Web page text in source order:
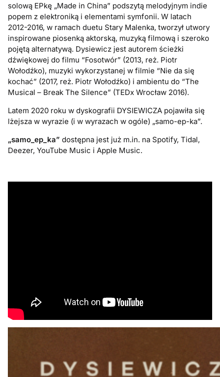
solową EPkę „Made in China” podszytą melodyjnym indie
popem z elektroniką i elementami symfonii. W latach
2012-2016, w ramach duetu Stary Malenka, tworzył utwory
inspirowane piosenką aktorską, muzyką filmową i szeroko
pojętą alternatywą. Dysiewicz jest autorem ścieżki
dźwiękowej do filmu “Fosotwór” (2013, reż. Piotr
Wołodźko), muzyki wykorzystanej w filmie “Nie da się
kochać” (2017, reż. Piotr Wołodźko) i ambientu do “The
Musical – Break The Silence” (TEDx Wrocław 2016).
Latem 2020 roku w dyskografii DYSIEWICZA pojawiła się
lżejsza w wyrazie (i w wyrazach w ogóle) „samo-ep-ka”.
„samo_ep_ka” dostępna jest już m.in. na Spotify, Tidal,
Deezer, YouTube Music i Apple Music.